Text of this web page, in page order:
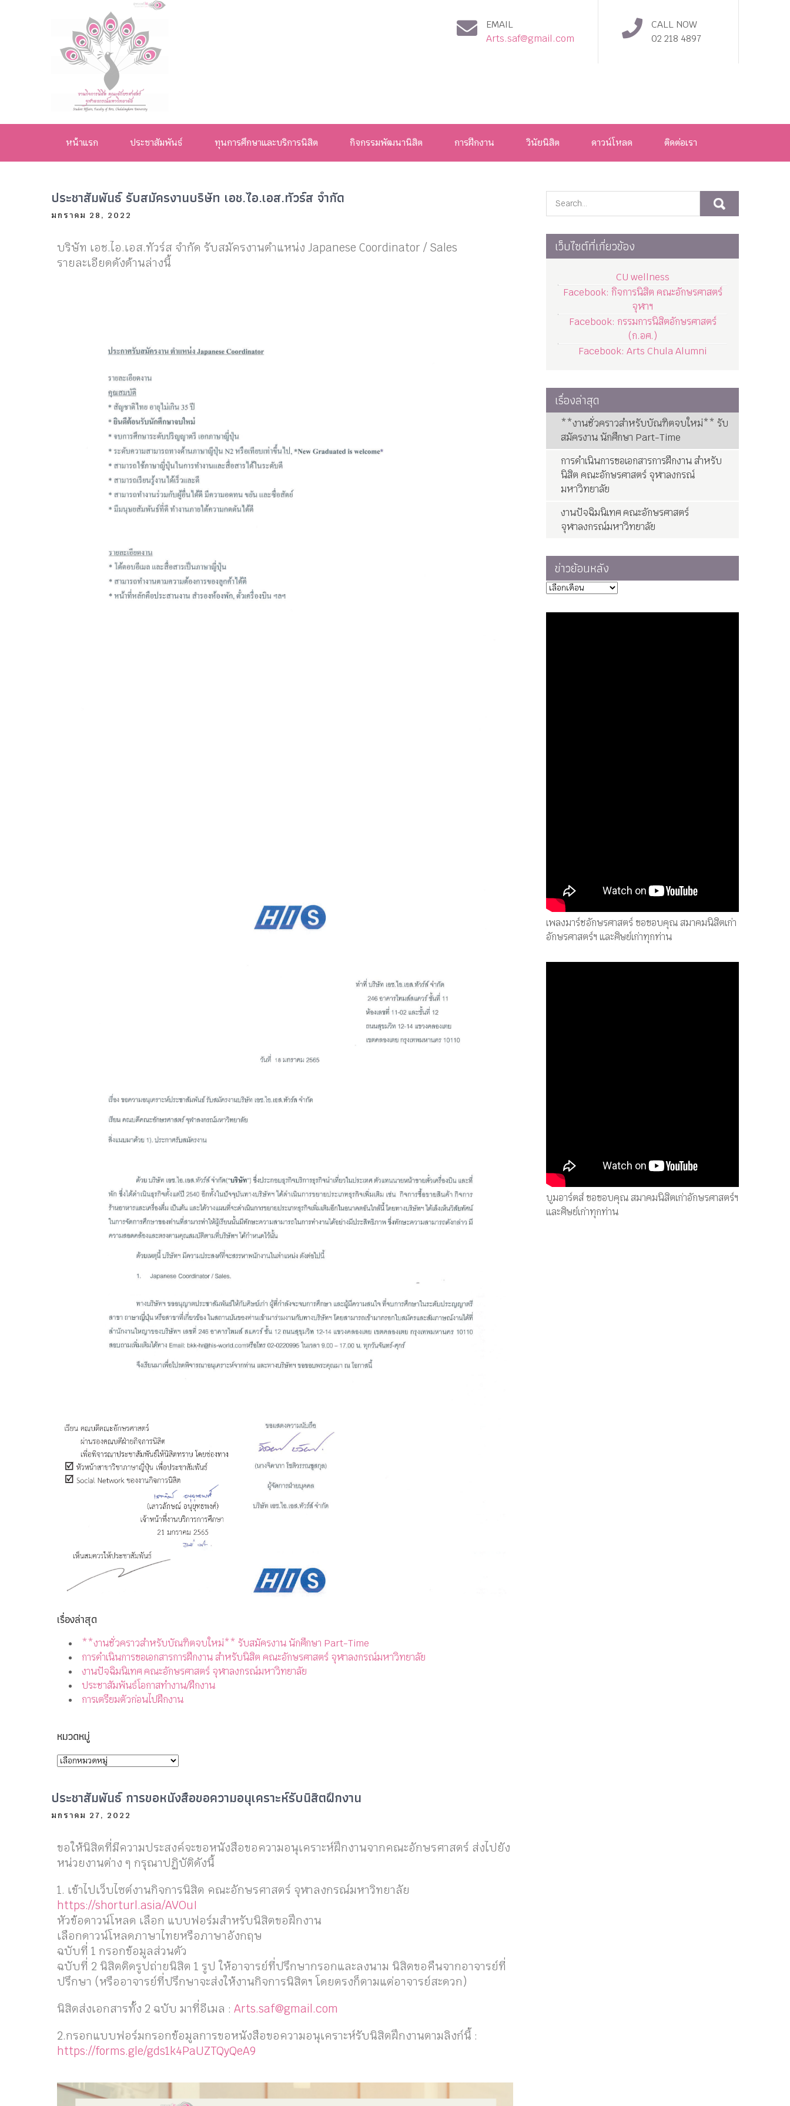
งานกิจการ
นิสิต คณะ
อักษรศาสตร์
จุฬาลงกรณ์
มหาวิทยาลัย
EMAIL
Arts.saf@gmail.com
CALL NOW
02 218 4897
หน้าแรก ประชาสัมพันธ์ ทุนการศึกษาและบริการนิสิต กิจกรรมพัฒนานิสิต การฝึกงาน วินัยนิสิต ดาวน์โหลด ติดต่อเรา
ประชาสัมพันธ์ รับสมัครงานบริษัท เอช.ไอ.เอส.ทัวร์ส จำกัด
มกราคม 28, 2022
บริษัท เอช.ไอ.เอส.ทัวร์ส จำกัด รับสมัครงานตำแหน่ง Japanese Coordinator / Sales
รายละเอียดดังด้านล่างนี้
เรื่องล่าสุด
**งานชั่วคราวสำหรับบัณฑิตจบใหม่** รับสมัครงาน นักศึกษา Part-Time
การดำเนินการขอเอกสารการฝึกงาน สำหรับนิสิต คณะอักษรศาสตร์ จุฬาลงกรณ์มหาวิทยาลัย
งานปัจฉิมนิเทศ คณะอักษรศาสตร์ จุฬาลงกรณ์มหาวิทยาลัย
ประชาสัมพันธ์โอกาสทำงาน/ฝึกงาน
การเตรียมตัวก่อนไปฝึกงาน
หมวดหมู่
ประชาสัมพันธ์ การขอหนังสือขอความอนุเคราะห์รับนิสิตฝึกงาน
มกราคม 27, 2022
ขอให้นิสิตที่มีความประสงค์จะขอหนังสือขอความอนุเคราะห์ฝึกงานจากคณะอักษรศาสตร์ ส่งไปยัง
หน่วยงานต่าง ๆ กรุณาปฏิบัติดังนี้
1. เข้าไปเว็บไซต์งานกิจการนิสิต คณะอักษรศาสตร์ จุฬาลงกรณ์มหาวิทยาลัย
https://shorturl.asia/AVOuI
หัวข้อดาวน์โหลด เลือก แบบฟอร์มสำหรับนิสิตขอฝึกงาน
เลือกดาวน์โหลดภาษาไทยหรือภาษาอังกฤษ
ฉบับที่ 1 กรอกข้อมูลส่วนตัว
ฉบับที่ 2 นิสิตติดรูปถ่ายนิสิต 1 รูป ให้อาจารย์ที่ปรึกษากรอกและลงนาม นิสิตขอคืนจากอาจารย์ที่
ปรึกษา (หรืออาจารย์ที่ปรึกษาจะส่งให้งานกิจการนิสิตฯ โดยตรงก็ตามแต่อาจารย์สะดวก)
นิสิตส่งเอกสารทั้ง 2 ฉบับ มาที่อีเมล : Arts.saf@gmail.com
2.กรอกแบบฟอร์มกรอกข้อมูลการขอหนังสือขอความอนุเคราะห์รับนิสิตฝึกงานตามลิงก์นี้ :
https://forms.gle/gds1k4PaUZTQyQeA9
เว็บไซต์ที่เกี่ยวข้อง
CU wellness
Facebook: กิจการนิสิต คณะอักษรศาสตร์
จุฬาฯ
Facebook: กรรมการนิสิตอักษรศาสตร์
(ก.อศ.)
Facebook: Arts Chula Alumni
เรื่องล่าสุด
**งานชั่วคราวสำหรับบัณฑิตจบใหม่** รับ
สมัครงาน นักศึกษา Part-Time
การดำเนินการขอเอกสารการฝึกงาน สำหรับ
นิสิต คณะอักษรศาสตร์ จุฬาลงกรณ์
มหาวิทยาลัย
งานปัจฉิมนิเทศ คณะอักษรศาสตร์
จุฬาลงกรณ์มหาวิทยาลัย
ข่าวย้อนหลัง
เพลงมาร์ชอักษรศาสตร์ ขอขอบคุณ สมาคมนิสิตเก่า
อักษรศาสตร์ฯ และศิษย์เก่าทุกท่าน
บูมอาร์ตส์ ขอขอบคุณ สมาคมนิสิตเก่าอักษรศาสตร์ฯ
และศิษย์เก่าทุกท่าน